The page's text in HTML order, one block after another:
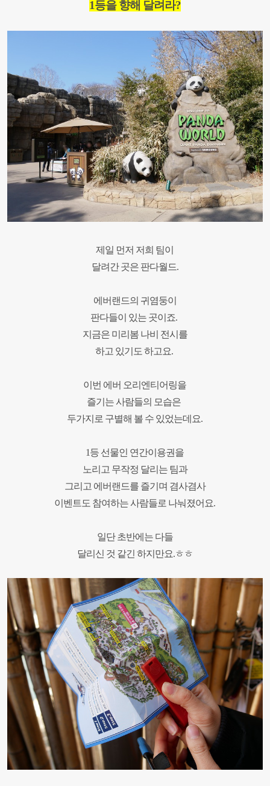
1등을 향해 달려라?
제일 먼저 저희 팀이
달려간 곳은 판다월드.
에버랜드의 귀염둥이
판다들이 있는 곳이죠.
지금은 미리봄 나비 전시를
하고 있기도 하고요.
이번 에버 오리엔티어링을
즐기는 사람들의 모습은
두가지로 구별해 볼 수 있었는데요.
1등 선물인 연간이용권을
노리고 무작정 달리는 팀과
그리고 에버랜드를 즐기며 겸사겸사
이벤트도 참여하는 사람들로 나눠졌어요.
일단 초반에는 다들
달리신 것 같긴 하지만요.ㅎㅎ